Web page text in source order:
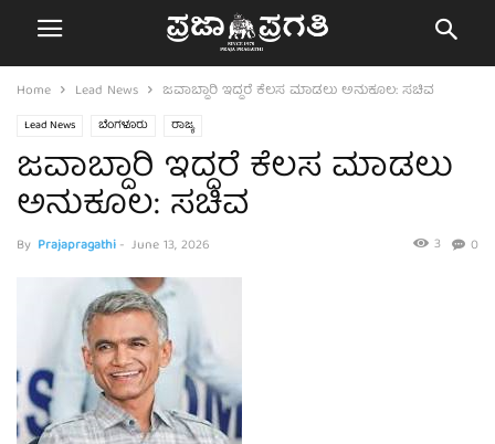
Home Lead News ಜವಾಬ್ದಾರಿ ಇದ್ದರೆ ಕೆಲಸ ಮಾಡಲು ಅನುಕೂಲ: ಸಚಿವ
Lead News ಬೆಂಗಳೂರು ರಾಜ್ಯ
ಜವಾಬ್ದಾರಿ ಇದ್ದರೆ ಕೆಲಸ ಮಾಡಲು
ಅನುಕೂಲ: ಸಚಿವ
By Prajapragathi- June 13, 2026 0
3